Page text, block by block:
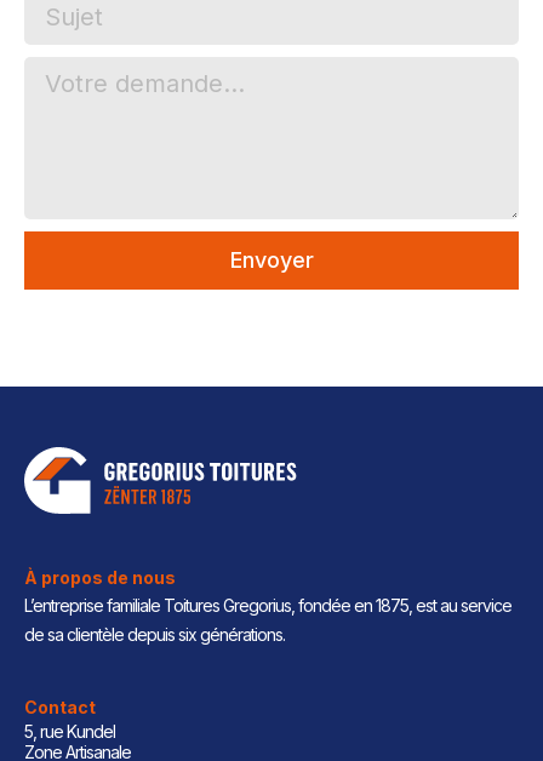
Envoyer
À propos de nous
L’entreprise familiale Toitures Gregorius, fondée en 1875, est au service
de sa clientèle depuis six générations.
Contact
5, rue Kundel
Zone Artisanale